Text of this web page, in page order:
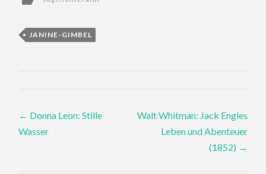
JANINE-GIMBEL
Post
← Donna Leon: Stille
Wasser
Walt Whitman: Jack Engles
Leben und Abenteuer
(1852) →